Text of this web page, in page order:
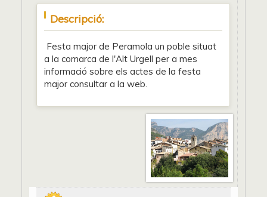
Descripció:
Festa major de Peramola un poble situat
a la comarca de l'Alt Urgell per a mes
informació sobre els actes de la festa
major consultar a la web.